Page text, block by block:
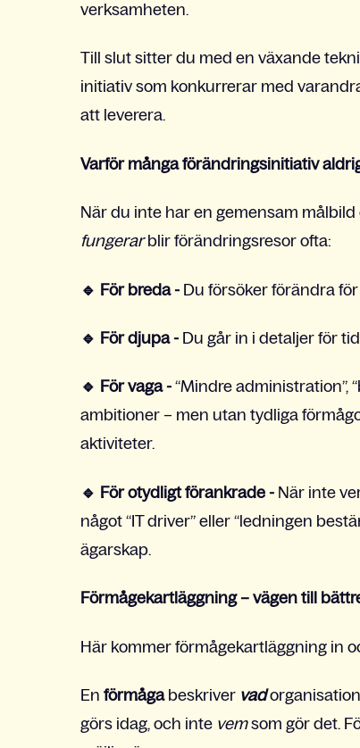
verksamheten.
Till slut sitter du med en växande
initiativ som konkurrerar med
att leverera.
Varför många förändringsinitiativ
När du inte har en gemensam
fungerarblir förändringsresor ofta:
🔹 För breda - Du försöker förändra
🔹 För djupa - Du går in i detaljer för
🔹 För vaga - “Mindre administration”,
ambitioner – men utan tydliga
aktiviteter.
🔹 För otydligt förankrade - När inte
något “IT driver” eller “ledningen
ägarskap.
Förmågekartläggning – vägen till
Här kommer förmågekartläggning in
En förmågabeskriver vad
görs idag, och inte vemsom gör det.